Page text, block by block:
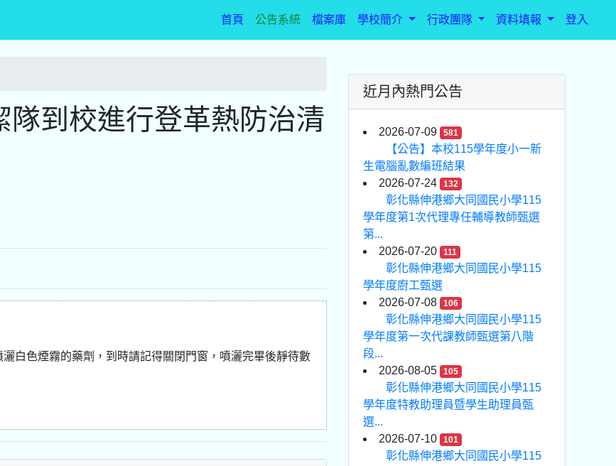
首頁(current)
公告系統 檔案庫 學校簡介 行政團隊 資料填報 登入
到校進行登革熱防治清
白色煙霧的藥劑，到時請記得關閉門窗，噴灑完畢後靜待數
近月內熱門公告
2026-07-09 581
【公告】本校115學年度小一新
生電腦亂數編班結果
2026-07-24
132
彰化縣伸港鄉大同國民小學115
學年度第1次代理專任輔導教師甄選
第...
2026-07-20
111
彰化縣伸港鄉大同國民小學115
學年度廚工甄選
2026-07-08
106
彰化縣伸港鄉大同國民小學115
學年度第一次代課教師甄選第八階
段...
2026-08-05
105
彰化縣伸港鄉大同國民小學115
學年度特教助理員暨學生助理員甄
選...
2026-07-10
101
彰化縣伸港鄉大同國民小學115